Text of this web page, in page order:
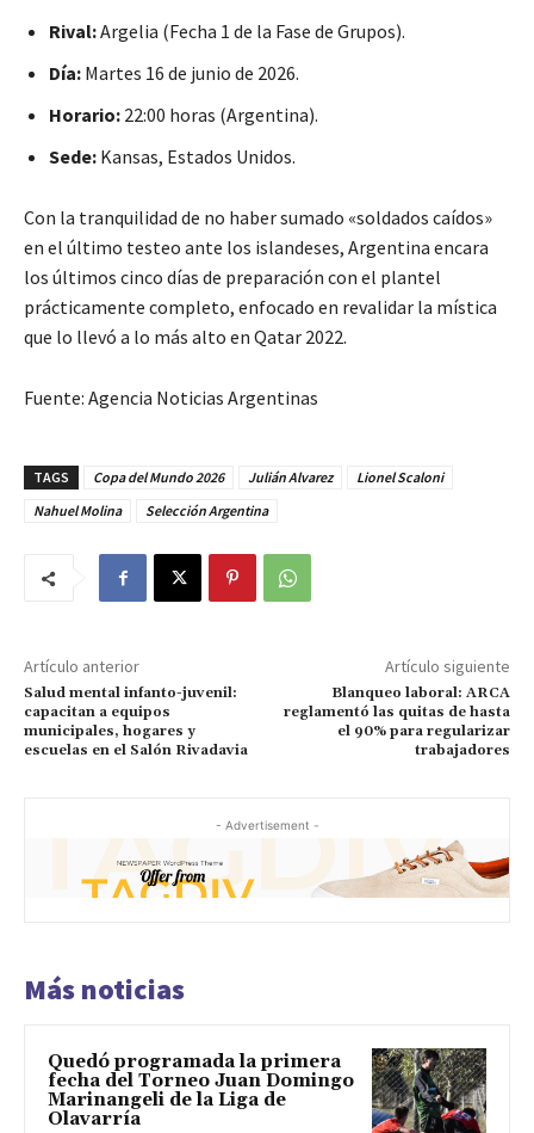
Rival:Argelia (Fecha 1 de la Fase de Grupos).
Día: Martes 16 de junio de 2026.
Horario: 22:00 horas (Argentina).
Sede: Kansas, Estados Unidos.
Con la tranquilidad de no haber sumado «soldados caídos»
en el último testeo ante los islandeses, Argentina encara
los últimos cinco días de preparación con el plantel
prácticamente completo, enfocado en revalidar la mística
que lo llevó a lo más alto en Qatar 2022.
Fuente: Agencia Noticias Argentinas
TAGS Copa del Mundo 2026 Julián Alvarez
Lionel Scaloni
Nahuel Molina
Selección Argentina
Artículo anterior
Salud mental infanto-juvenil:
capacitan a equipos
municipales, hogares y
escuelas en el Salón Rivadavia
Artículo siguiente
Blanqueo laboral: ARCA
reglamentó las quitas de hasta
el 90% para regularizar
trabajadores
- Advertisement -
Más noticias
Quedó programada la primera
fecha del Torneo Juan Domingo
Marinangeli de la Liga de
Olavarría